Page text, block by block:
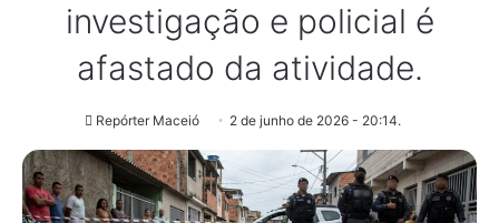
investigação e policial é
afastado da atividade.
Repórter Maceió 2 de junho de 2026 - 20:14.